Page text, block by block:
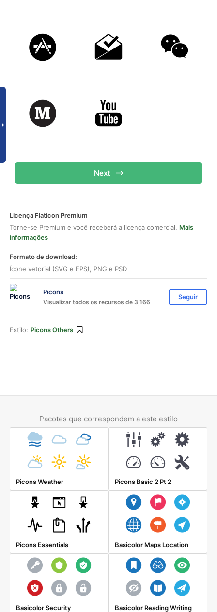
Next
Licença Flaticon Premium
Torne-se Premium e você receberá a licença comercial. Mais
informações
Formato de download:
Ícone vetorial (SVG e EPS), PNG e PSD
Picons
Visualizar todos os recursos de 3,166
Seguir
Estilo: Picons Others
Pacotes que correspondem a este estilo
Picons Weather Picons Basic 2 Pt 2
Picons Essentials Basicolor Maps Location
Basicolor Security Basicolor Reading Writing